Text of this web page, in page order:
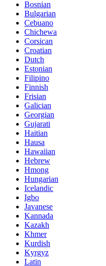
Bosnian
Bulgarian
Cebuano
Chichewa
Corsican
Croatian
Dutch
Estonian
Filipino
Finnish
Frisian
Galician
Georgian
Gujarati
Haitian
Hausa
Hawaiian
Hebrew
Hmong
Hungarian
Icelandic
Igbo
Javanese
Kannada
Kazakh
Khmer
Kurdish
Kyrgyz
Latin